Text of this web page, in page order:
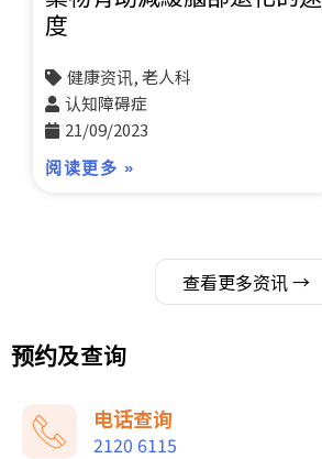
度
健康资讯, 老人科
认知障碍症
21/09/2023
阅读更多 »
查看更多资讯 →
预约及查询
电话查询
2120 6115